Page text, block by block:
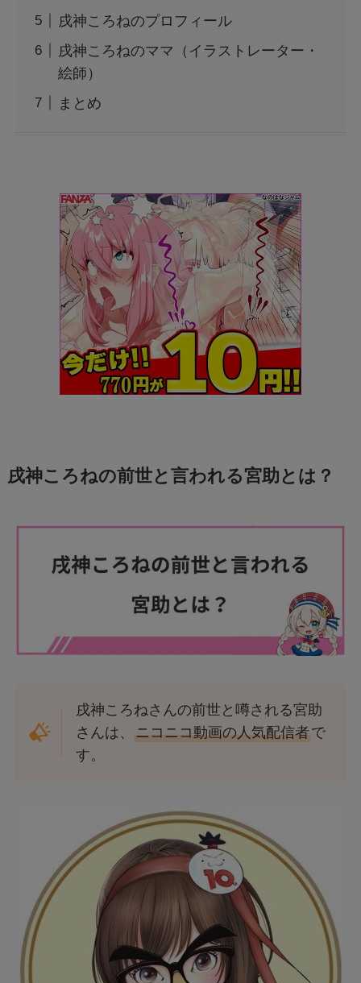
戌神ころねのプロフィール
戌神ころねのママ（イラストレーター・
絵師）
まとめ
戌神ころねの前世と言われる宮助とは？
戌神ころねさんの前世と噂される宮助
さんは、ニコニコ動画の人気配信者で
す。